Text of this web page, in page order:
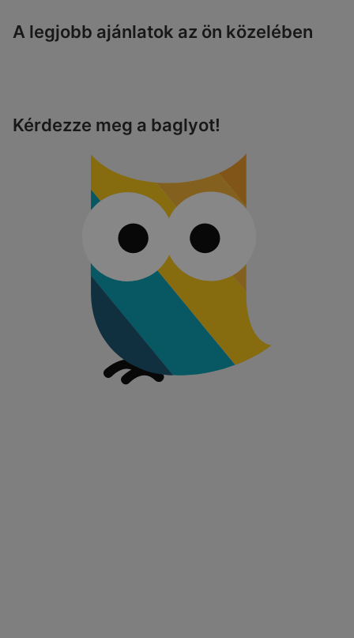
A legjobb ajánlatok az ön közelében
Kérdezze meg a baglyot!